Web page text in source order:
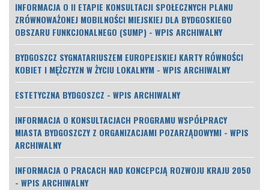
INFORMACJA O II ETAPIE KONSULTACJI SPOŁECZNYCH PLANU
ZRÓWNOWAŻONEJ MOBILNOŚCI MIEJSKIEJ DLA BYDGOSKIEGO
OBSZARU FUNKCJONALNEGO (SUMP) - WPIS ARCHIWALNY
BYDGOSZCZ SYGNATARIUSZEM EUROPEJSKIEJ KARTY RÓWNOŚCI
KOBIET I MĘŻCZYZN W ŻYCIU LOKALNYM - WPIS ARCHIWALNY
ESTETYCZNA BYDGOSZCZ - WPIS ARCHIWALNY
INFORMACJA O KONSULTACJACH PROGRAMU WSPÓŁPRACY
MIASTA BYDGOSZCZY Z ORGANIZACJAMI POZARZĄDOWYMI - WPIS
ARCHIWALNY
INFORMACJA O PRACACH NAD KONCEPCJĄ ROZWOJU KRAJU 2050
- WPIS ARCHIWALNY